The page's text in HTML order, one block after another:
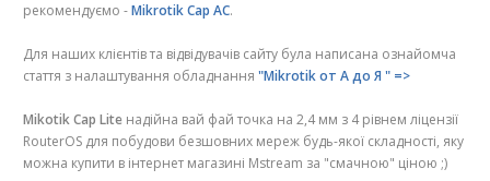
рекомендуємо -Mikrotik Cap AC.
Для наших клієнтів та відвідувачів сайту була написана ознайомча
стаття з налаштування обладнання "Mikrotik от А до Я " =>
Mikotik Cap Lite надійна вай фай точка на 2,4 мм з 4 рівнем ліцензії
RouterOS для побудови безшовних мереж будь-якої складності, яку
можна купити в інтернет магазині Mstream за "смачною" ціною ;)